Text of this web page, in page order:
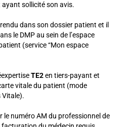
sollicité son avis.
dans son dossier patient et il
le DMP au sein de l’espace
(service “Mon espace
TE2en tiers-payant et
vitale du patient (mode
Vitale).
le numéro AM du professionnel de